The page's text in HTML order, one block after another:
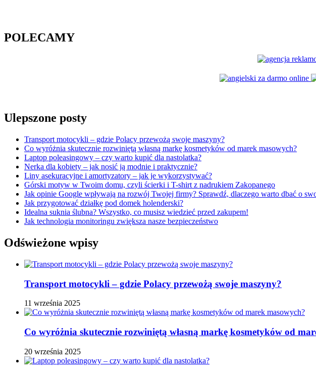
POLECAMY
Ulepszone posty
Transport motocykli – gdzie Polacy przewożą swoje maszyny?
Co wyróżnia skutecznie rozwiniętą własną markę kosmetyków od marek masowych?
Laptop poleasingowy – czy warto kupić dla nastolatka?
Nerka dla kobiety – jak nosić ją modnie i praktycznie?
Liny asekuracyjne i amortyzatory – jak je wykorzystywać?
Górski motyw w Twoim domu, czyli ścierki i T-shirt z nadrukiem Zakopanego
Jak opinie Google wpływają na rozwój Twojej firmy? Sprawdź, dlaczego warto dbać o
Jak przygotować działkę pod domek holenderski?
Idealna suknia ślubna? Wszystko, co musisz wiedzieć przed zakupem!
Jak technologia monitoringu zwiększa nasze bezpieczeństwo
Odświeżone wpisy
Transport motocykli – gdzie Polacy przewożą swoje maszyny?
11 września 2025
Co wyróżnia skutecznie rozwiniętą własną markę kosmetyków od
20 września 2025